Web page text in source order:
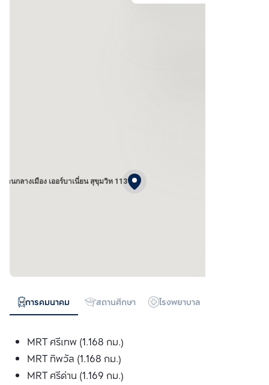
บ้านกลางเมือง เออร์บาเนี่ยน สุขุมวิท 113
การคมนาคม สถานศึกษา โรงพยาบาล
MRT ศรีเทพ (1.168 กม.)
MRT ทิพวัล (1.168 กม.)
MRT ศรีด่าน (1.169 กม.)